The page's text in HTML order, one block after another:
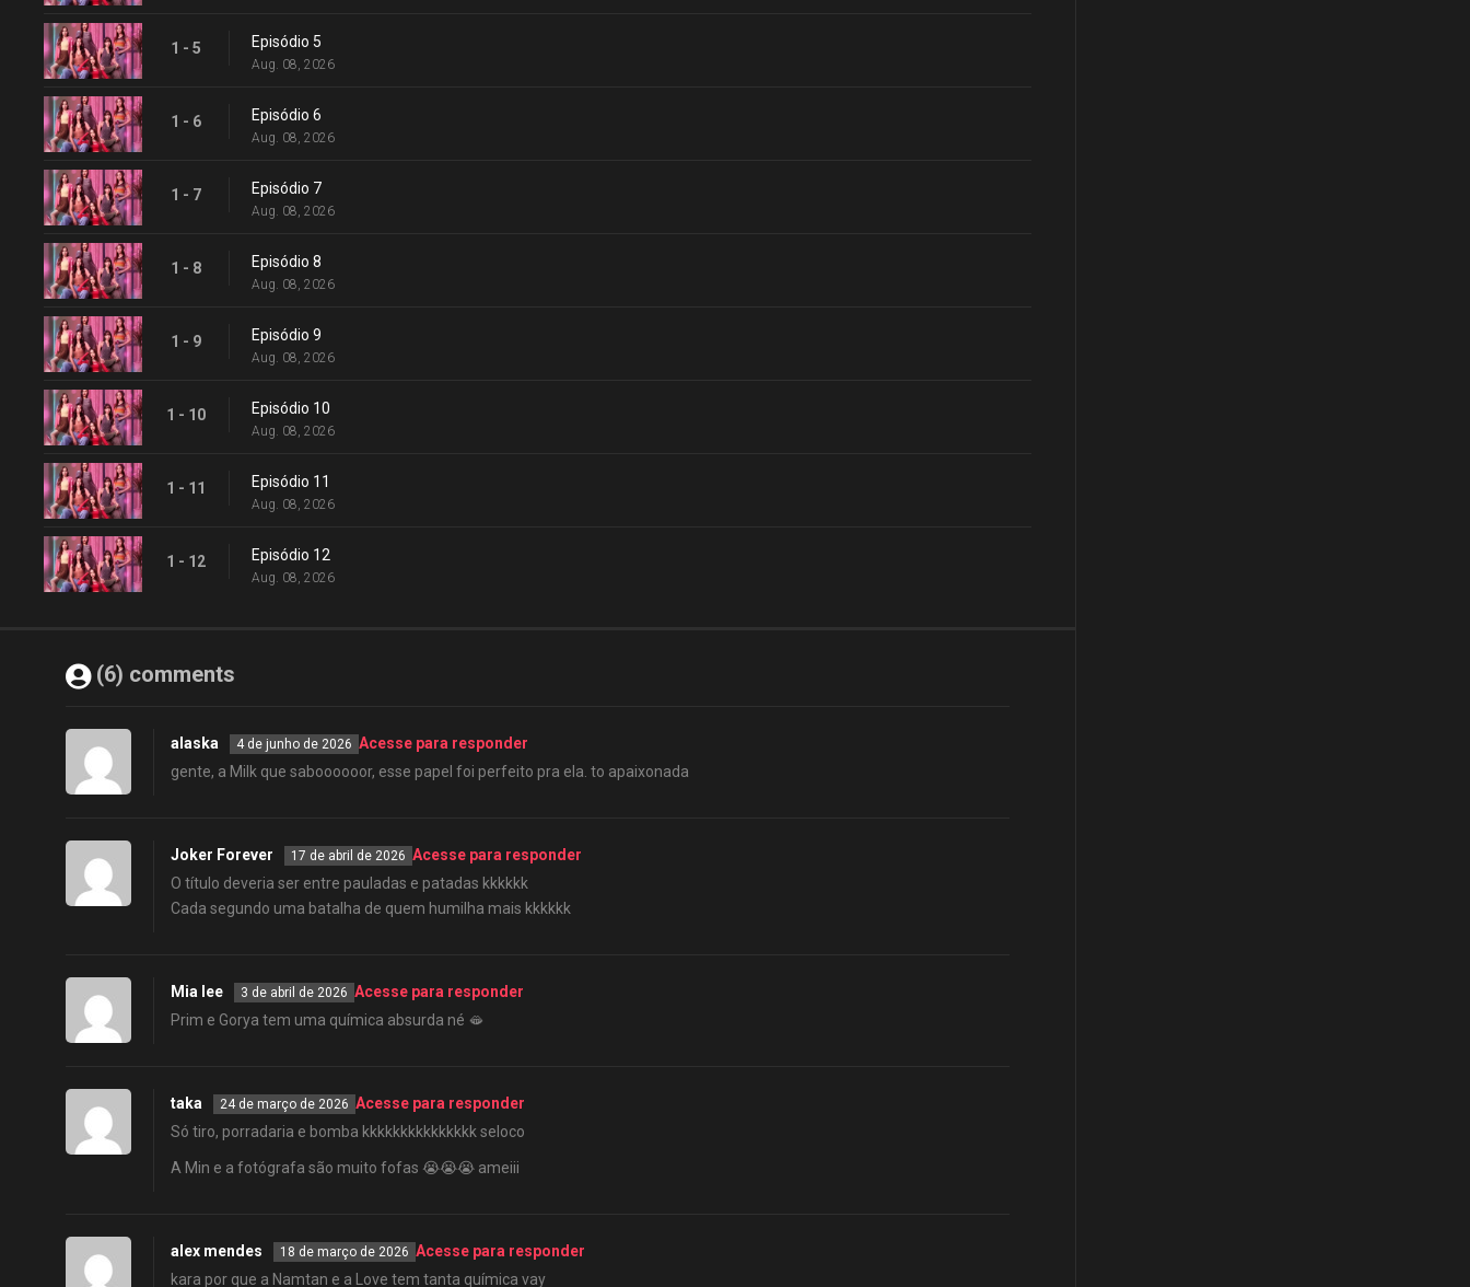
1 - 5 Episódio 5
Aug. 08, 2026
1 - 6 Episódio 6
Aug. 08, 2026
1 - 7 Episódio 7
Aug. 08, 2026
1 - 8 Episódio 8
Aug. 08, 2026
1 - 9 Episódio 9
Aug. 08, 2026
1 - 10 Episódio 10
Aug. 08, 2026
1 - 11 Episódio 11
Aug. 08, 2026
1 - 12 Episódio 12
Aug. 08, 2026
(6) comments
alaska 4 de junho de 2026 Acesse para responder
gente, a Milk que saboooooor, esse papel foi perfeito pra ela. to apaixonada
Joker Forever 17 de abril de 2026 Acesse para responder
O título deveria ser entre pauladas e patadas kkkkkk
Cada segundo uma batalha de quem humilha mais kkkkkk
Mia lee 3 de abril de 2026 Acesse para responder
Prim e Gorya tem uma química absurda né 🫦
taka 24 de março de 2026 Acesse para responder
Só tiro, porradaria e bomba kkkkkkkkkkkkkkk seloco
A Min e a fotógrafa são muito fofas 😭😭😭 ameiii
alex mendes 18 de março de 2026 Acesse para responder
kara por que a Namtan e a Love tem tanta química vay